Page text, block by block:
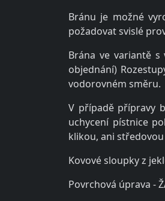
Bránu je možné
požadovat svislé
Brána ve variantě
objednání)
vodorovném směru.
V případě přípravy
uchycení pístnice
klikou, ani
Kovové sloupky z
Povrchová úprava -